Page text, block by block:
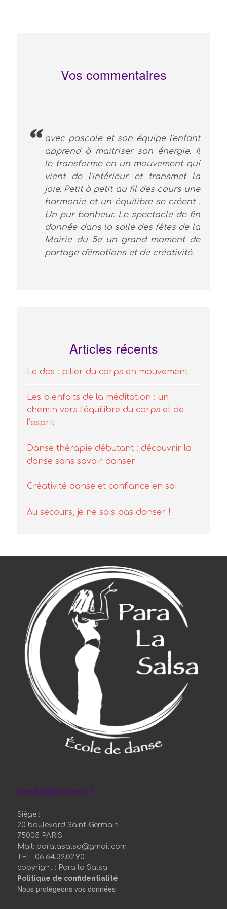
Vos commentaires
avec pascale et son équipe l'enfant
apprend à maitriser son énergie. Il
le transforme en un mouvement qui
vient de l'intérieur et transmet la
joie. Petit à petit au fil des cours une
harmonie et un équilibre se créent .
Un pur bonheur. Le spectacle de fin
d'année dans la salle des fêtes de la
Mairie du 5e un grand moment de
partage d'émotions et de créativité.
Articles récents
Le dos : pilier du corps en mouvement
Les bienfaits de la méditation : un
chemin vers l’équilibre du corps et de
l’esprit
Danse thérapie débutant : découvrir la
danse sans savoir danser
Créativité danse et confiance en soi
Au secours, je ne sais pas danser !
Contactez-nous !
Siège :
20 boulevard Saint-Germain
75005 PARIS
Mail: paralasalsa@gmail.com
TEL: 06.64.32.02.90
copyright : Para la Salsa
Politique de confidentialité
Nous protègeons vos données